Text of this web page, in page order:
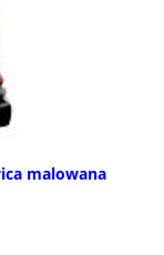
malowana